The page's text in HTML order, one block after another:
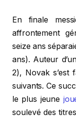
En finale
affrontement
seize ans
ans). Auteur
2), Novak s’est
suivants. Ce
le plus jeune
soulevé des